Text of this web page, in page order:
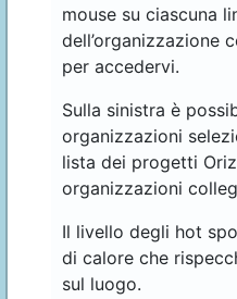
mouse su ciascuna
dell’organizzazione
per accedervi.
Sulla sinistra è
organizzazioni
lista dei progetti
organizzazioni
Il livello degli hot
di calore che
sul luogo.